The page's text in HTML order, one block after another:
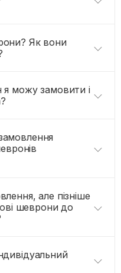
Як вони
я можу замовити і
але пізніше
шеврони до